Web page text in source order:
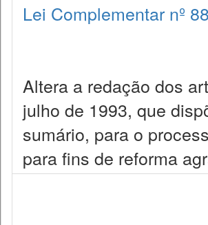
Lei Complementar nº
Altera a redação dos
julho de 1993, que
sumário, para o
para fins de reforma